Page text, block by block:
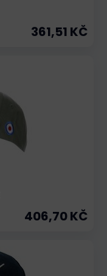
361,51 KČ
406,70 KČ